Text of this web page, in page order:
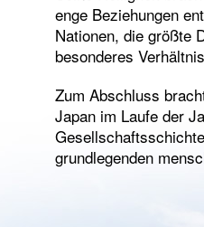
enge Beziehungen
Nationen, die größte
besonderes
Zum Abschluss
Japan im Laufe der
grundlegenden